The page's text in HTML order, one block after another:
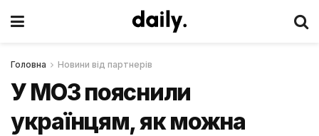
Головна Новини від партнерів
У МОЗ пояснили
українцям, як можна